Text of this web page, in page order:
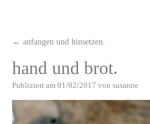
← anfangen und hinsetzen.
hand und brot.
Publiziert am 01/02/2017 von susanne